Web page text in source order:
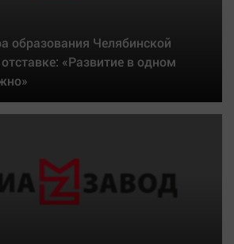
образования Челябинской
«Развитие в одном